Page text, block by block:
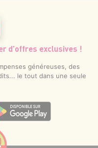
d’offres exclusives !
généreuses, des
le tout dans une seule